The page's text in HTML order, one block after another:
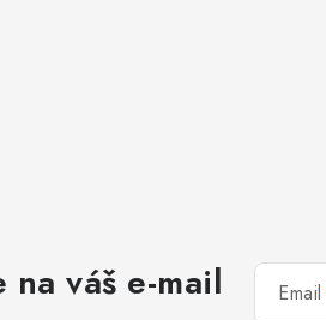
váš e-mail Email